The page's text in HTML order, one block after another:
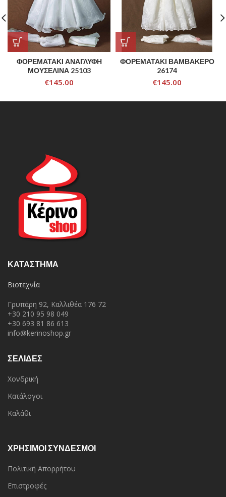
ΦΟΡΕΜΑΤΑΚΙ ΑΝΑΓΛΥΦΗ
ΜΟΥΣΕΛΙΝΑ 25103
€145.00
ΦΟΡΕΜΑΤΑΚΙ ΒΑΜΒΑΚΕΡΟ
26174
€145.00
ΚΑΤΆΣΤΗΜΑ
Βιοτεχνία
Γρυπάρη 92, Καλλιθέα 176 72
+30 210 95 98 049
+30 693 81 86 613
info@kerinoshop.gr
ΣΕΛΙΔΕΣ
Χονδρική
Κατάλογοι
Καλάθι
ΧΡΗΣΙΜΟΙ ΣΥΝΔΕΣΜΟΙ
Πολιτική Απορρήτου
Επιστροφές